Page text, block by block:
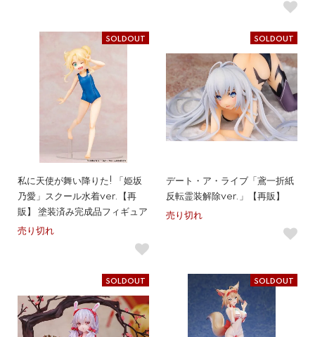
SOLDOUT
私に天使が舞い降りた! 「姫坂
乃愛」スクール水着ver.【再
販】 塗装済み完成品フィギュア
売り切れ
SOLDOUT
デート・ア・ライブ「鳶一折紙
反転霊装解除ver.」【再販】
売り切れ
SOLDOUT SOLDOUT